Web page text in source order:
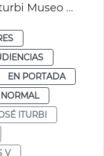
Concierto Conservatorio Iturbi Museo BBAA Día de los Museos
EN PORTADA
NORMAL
ITURBI
V